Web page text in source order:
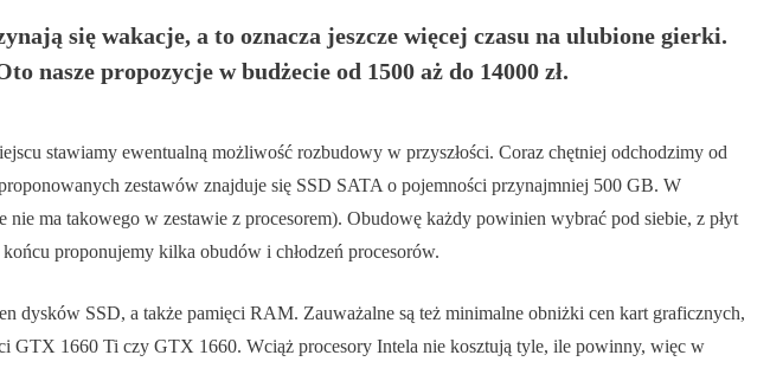
się wakacje, a to oznacza jeszcze więcej czasu na ulubione gierki.
propozycje w budżecie od 1500 aż do 14000 zł.
stawiamy ewentualną możliwość rozbudowy w przyszłości. Coraz chętniej odchodzimy od
zestawów znajduje się SSD SATA o pojemności przynajmniej 500 GB. W
ma takowego w zestawie z procesorem). Obudowę każdy powinien wybrać pod siebie, z płyt
proponujemy kilka obudów i chłodzeń procesorów.
dysków SSD, a także pamięci RAM. Zauważalne są też minimalne obniżki cen kart graficznych,
GTX 1660 Ti czy GTX 1660. Wciąż procesory Intela nie kosztują tyle, ile powinny, więc w